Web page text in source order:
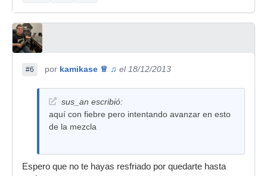
#6 por kamikase ♕ ♫ el 18/12/2013
sus_an escribió:
aquí con fiebre pero intentando avanzar en esto
de la mezcla
Espero que no te hayas resfriado por quedarte hasta